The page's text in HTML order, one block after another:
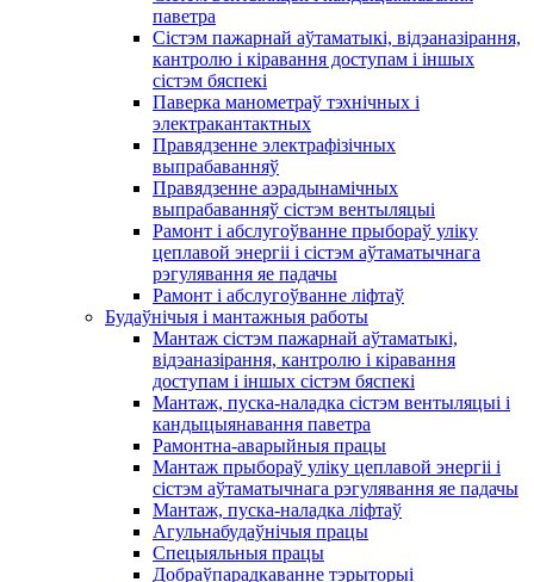
паветра
Сістэм пажарнай аўтаматыкі, відэаназірання,
кантролю і кіравання доступам і іншых
сістэм бяспекі
Паверка манометраў тэхнічных і
электракантактных
Правядзенне электрафізічных
выпрабаванняў
Правядзенне аэрадынамічных
выпрабаванняў сістэм вентыляцыі
Рамонт і абслугоўванне прыбораў уліку
цеплавой энергіі і сістэм аўтаматычнага
рэгулявання яе падачы
Рамонт і абслугоўванне ліфтаў
Будаўнічыя і мантажныя работы
Мантаж сістэм пажарнай аўтаматыкі,
відэаназірання, кантролю і кіравання
доступам і іншых сістэм бяспекі
Мантаж, пуска-наладка сістэм вентыляцыі і
кандыцыянавання паветра
Рамонтна-аварыйныя працы
Мантаж прыбораў уліку цеплавой энергіі і
сістэм аўтаматычнага рэгулявання яе падачы
Мантаж, пуска-наладка ліфтаў
Агульнабудаўнічыя працы
Спецыяльныя працы
Добраўпарадкаванне тэрыторыі